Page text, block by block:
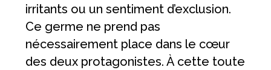
irritants ou un sentiment d’exclusion.
Ce germe ne prend pas
nécessairement place dans le cœur
des deux protagonistes. À cette toute